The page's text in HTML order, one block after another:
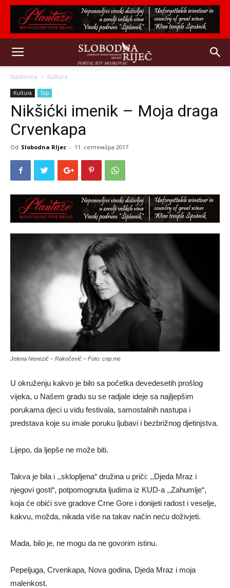
Naslovna Kultura
Kultura Top
Nikšićki imenik – Moja draga
Crvenkapa
Od Slobodna RIjec - 11. септембра 2017.
Jelena Nenezić – Rakočević – Foto: cnp.me
U okruženju kakvo je bilo sa početka devedesetih prošlog
vijeka, u Našem gradu su se radjale ideje sa najljepšim
porukama djeci u vidu festivala, samostalnih nastupa i
predstava koje su imale poruku ljubavi i bezbrižnog djetinjstva.
Lijepo, da ljepše ne može biti.
Takva je bila i ,,sklopljena“ družina u priči: ,,Djeda Mraz i
njegovi gosti“, potpomognuta ljudima iz KUD-a ,,Zahumlje“,
koja će obići sve gradove Crne Gore i donijeti radost i veselje,
kakvu, možda, nikada više na takav način neću doživjeti.
Mada, bilo je, ne mogu da ne govorim istinu.
Pepeljuga, Crvenkapa, Nova godina, Djeda Mraz i moja
malenkost.